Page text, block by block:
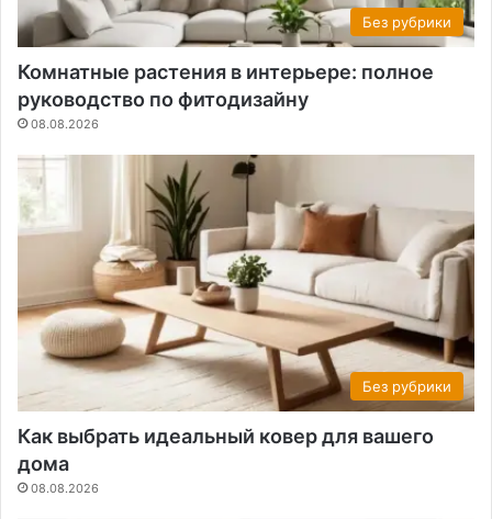
Без рубрики
Комнатные растения в интерьере: полное
руководство по фитодизайну
08.08.2026
Без рубрики
Как выбрать идеальный ковер для вашего
дома
08.08.2026